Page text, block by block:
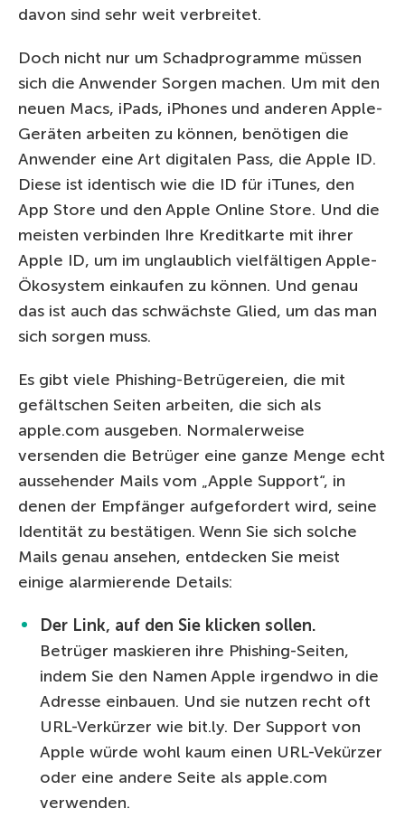
davon sind sehr weit verbreitet.
Doch nicht nur um Schadprogramme müssen
sich die Anwender Sorgen machen. Um mit den
neuen Macs, iPads, iPhones und anderen Apple-
Geräten arbeiten zu können, benötigen die
Anwender eine Art digitalen Pass, die Apple ID.
Diese ist identisch wie die ID für iTunes, den
App Store und den Apple Online Store. Und die
meisten verbinden Ihre Kreditkarte mit ihrer
Apple ID, um im unglaublich vielfältigen Apple-
Ökosystem einkaufen zu können. Und genau
das ist auch das schwächste Glied, um das man
sich sorgen muss.
Es gibt viele Phishing-Betrügereien, die mit
gefältschen Seiten arbeiten, die sich als
apple.com ausgeben. Normalerweise
versenden die Betrüger eine ganze Menge echt
aussehender Mails vom „Apple Support“, in
denen der Empfänger aufgefordert wird, seine
Identität zu bestätigen. Wenn Sie sich solche
Mails genau ansehen, entdecken Sie meist
einige alarmierende Details:
Der Link, auf den Sie klicken sollen.
Betrüger maskieren ihre Phishing-Seiten,
indem Sie den Namen Apple irgendwo in die
Adresse einbauen. Und sie nutzen recht oft
URL-Verkürzer wie bit.ly. Der Support von
Apple würde wohl kaum einen URL-Vekürzer
oder eine andere Seite als apple.com
verwenden.